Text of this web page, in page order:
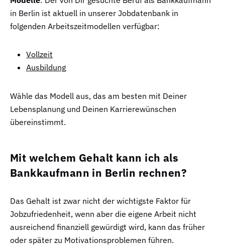
in Berlin ist aktuell in unserer Jobdatenbank in
folgenden Arbeitszeitmodellen verfügbar:
Vollzeit
Ausbildung
Wähle das Modell aus, das am besten mit Deiner
Lebensplanung und Deinen Karrierewünschen
übereinstimmt.
Mit welchem Gehalt kann ich als
Bankkaufmann in Berlin rechnen?
Das Gehalt ist zwar nicht der wichtigste Faktor für
Jobzufriedenheit, wenn aber die eigene Arbeit nicht
ausreichend finanziell gewürdigt wird, kann das früher
oder später zu Motivationsproblemen führen.